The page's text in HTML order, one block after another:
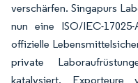
verschärfen. Singapurs
nun eine ISO/IEC-
offizielle
private
katalysiert. Exporteure